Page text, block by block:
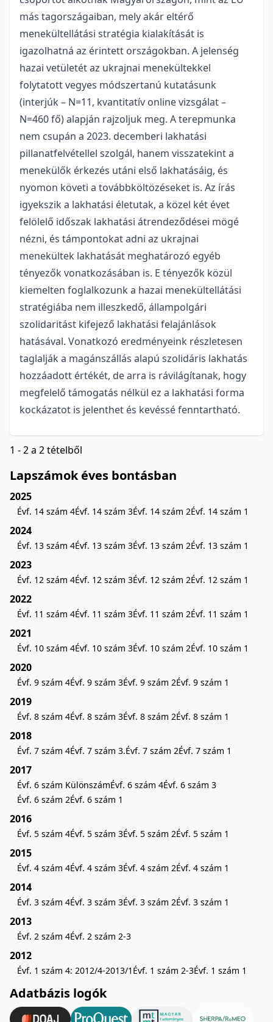
más tagországaiban, mely akár eltérő
menekültellátási stratégia kialakítását is
igazolhatná az érintett országokban. A jelenség
hazai vetületét az ukrajnai menekültekkel
folytatott vegyes módszertanú kutatásunk
(interjúk – N=11, kvantitatív online vizsgálat –
N=460 fő) alapján rajzoljuk meg. A terepmunka
nem csupán a 2023. decemberi lakhatási
pillanatfelvétellel szolgál, hanem visszatekint a
menekülők érkezés utáni első lakhatásáig, és
nyomon követi a továbbköltözéseket is. Az írás
igyekszik a lakhatási életutak, a közel két évet
felölelő időszak lakhatási átrendeződései mögé
nézni, és támpontokat adni az ukrajnai
menekültek lakhatását meghatározó egyéb
tényezők vonatkozásában is. E tényezők közül
kiemelten foglalkozunk a hazai menekültellátási
stratégiába nem illeszkedő, állampolgári
szolidaritást kifejező lakhatási felajánlások
hatásával. Vonatkozó eredményeink részletesen
taglalják a magánszállás alapú szolidáris lakhatás
hozzáadott értékét, de arra is rávilágítanak, hogy
megfelelő támogatás nélkül ez a lakhatási forma
kockázatot is jelenthet és kevéssé fenntartható.
1 - 2 a 2 tételből
Lapszámok éves bontásban
2025
Évf. 14 szám 4Évf. 14 szám 3Évf. 14 szám 2Évf. 14 szám 1
2024
Évf. 13 szám 4Évf. 13 szám 3Évf. 13 szám 2Évf. 13 szám 1
2023
Évf. 12 szám 4Évf. 12 szám 3Évf. 12 szám 2Évf. 12 szám 1
2022
Évf. 11 szám 4Évf. 11 szám 3Évf. 11 szám 2Évf. 11 szám 1
2021
Évf. 10 szám 4Évf. 10 szám 3Évf. 10 szám 2Évf. 10 szám 1
2020
Évf. 9 szám 4Évf. 9 szám 3Évf. 9 szám 2Évf. 9 szám 1
2019
Évf. 8 szám 4Évf. 8 szám 3Évf. 8 szám 2Évf. 8 szám 1
2018
Évf. 7 szám 4Évf. 7 szám 3.Évf. 7 szám 2Évf. 7 szám 1
2017
Évf. 6 szám KülönszámÉvf. 6 szám 4Évf. 6 szám 3
Évf. 6 szám 2Évf. 6 szám 1
2016
Évf. 5 szám 4Évf. 5 szám 3Évf. 5 szám 2Évf. 5 szám 1
2015
Évf. 4 szám 4Évf. 4 szám 3Évf. 4 szám 2Évf. 4 szám 1
2014
Évf. 3 szám 4Évf. 3 szám 3Évf. 3 szám 2Évf. 3 szám 1
2013
Évf. 2 szám 4Évf. 2 szám 2-3
2012
Évf. 1 szám 4: 2012/4-2013/1 Évf. 1 szám 2-3Évf. 1 szám 1
Adatbázis logók